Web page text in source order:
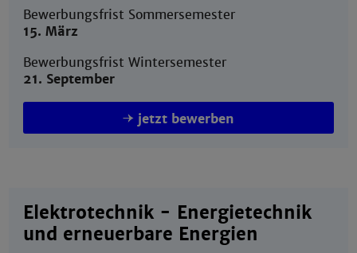
Bewerbungsfrist Sommersemester
15. März
Bewerbungsfrist Wintersemester
21. September
jetzt bewerben
Elektrotechnik - Energietechnik
und erneuerbare Energien